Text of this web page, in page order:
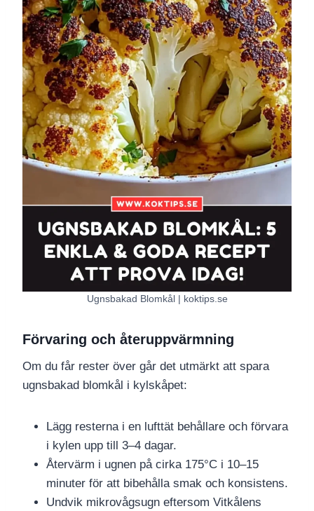
Ugnsbakad Blomkål | koktips.se
Förvaring och återuppvärmning
Om du får rester över går det utmärkt att spara
ugnsbakad blomkål i kylskåpet:
Lägg resterna i en lufttät behållare och förvara
i kylen upp till 3–4 dagar.
Återvärm i ugnen på cirka 175°C i 10–15
minuter för att bibehålla smak och konsistens.
Undvik mikrovågsugn eftersom Vitkålens